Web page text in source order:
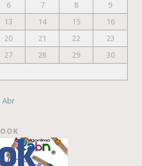
6 7 8
9
13 14 15
16
20 21 22
23
27 28 29
30
Abr